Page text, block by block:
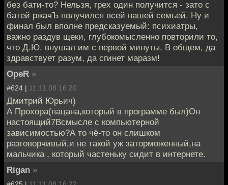
без бати-то? Нельзя, грех один получится - зато с
батей ржачЪ получился всей нашей семьей. Ну и
финал был вполне предсказуемый: психиатры,
важно раздув щеки, глубокомысленно повторили то,
что Д.Ю. внушал им с первой минуты. В общем, да
здравствует разум, да сгинет маразм!
OpeR »
#624 | 11.11.08 16:20
Дмитрий Юрьич)
А Прохора(пацана,который в программе был)Он
настоящий7Всмысле с компьютерной
зависимостью?А то чё-то он слишком
разговорчивый,и не такой уж заторможенный,на
мальчика , который частеньку сидит в интернете.
Rigan »